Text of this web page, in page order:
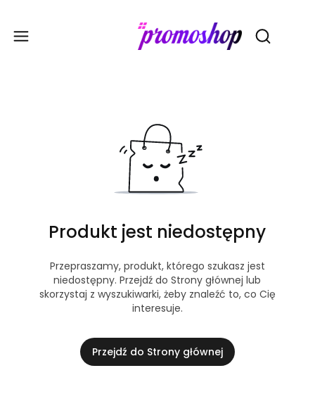
Otwórz
Produkt jest niedostępny
Przepraszamy, produkt, którego szukasz jest
niedostępny. Przejdź do Strony głównej lub
skorzystaj z wyszukiwarki, żeby znaleźć to, co Cię
interesuje.
Przejdź do Strony głównej